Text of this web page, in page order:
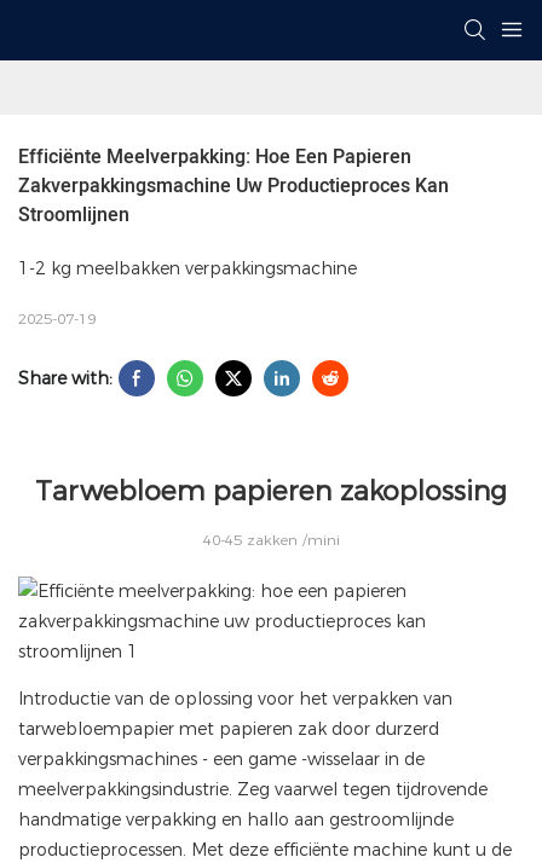
Efficiënte Meelverpakking: Hoe Een Papieren
Zakverpakkingsmachine Uw Productieproces Kan
Stroomlijnen
1-2 kg meelbakken verpakkingsmachine
2025-07-19
Share with:
Tarwebloem papieren zakoplossing
40-45 zakken /mini
Introductie van de oplossing voor het verpakken van
tarwebloempapier met papieren zak door durzerd
verpakkingsmachines - een game -wisselaar in de
meelverpakkingsindustrie. Zeg vaarwel tegen tijdrovende
handmatige verpakking en hallo aan gestroomlijnde
productieprocessen. Met deze efficiënte machine kunt u de